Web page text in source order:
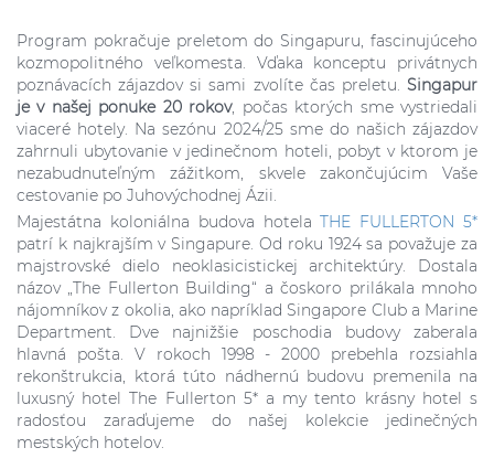
Program pokračuje preletom do Singapuru, fascinujúceho
kozmopolitného veľkomesta. Vďaka konceptu privátnych
poznávacích zájazdov si sami zvolíte čas preletu. Singapur
je v našej ponuke 20 rokov, počas ktorých sme vystriedali
viaceré hotely. Na sezónu 2024/25 sme do našich zájazdov
zahrnuli ubytovanie v jedinečnom hoteli, pobyt v ktorom je
nezabudnuteľným zážitkom, skvele zakončujúcim Vaše
cestovanie po Juhovýchodnej Ázii.
Majestátna koloniálna budova hotelaTHE FULLERTON 5*
patrí k najkrajším v Singapure. Od roku 1924 sa považuje za
majstrovské dielo neoklasicistickej architektúry. Dostala
názov „The Fullerton Building“ a čoskoro prilákala mnoho
nájomníkov z okolia, ako napríklad Singapore Club a Marine
Department. Dve najnižšie poschodia budovy zaberala
hlavná pošta. V rokoch 1998 - 2000 prebehla rozsiahla
rekonštrukcia, ktorá túto nádhernú budovu premenila na
luxusný hotel The Fullerton 5* a my tento krásny hotel s
radosťou zaraďujeme do našej kolekcie jedinečných
mestských hotelov.